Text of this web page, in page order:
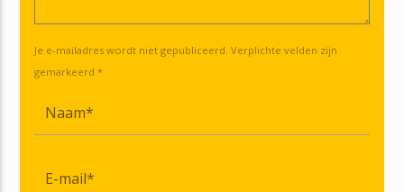
Je e-mailadres wordt niet gepubliceerd. Verplichte velden zijn
gemarkeerd *